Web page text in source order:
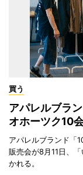
買う
アパレルブラ
オホーツク10
アパレルブランド「
販売会が8月11日、
かれる。